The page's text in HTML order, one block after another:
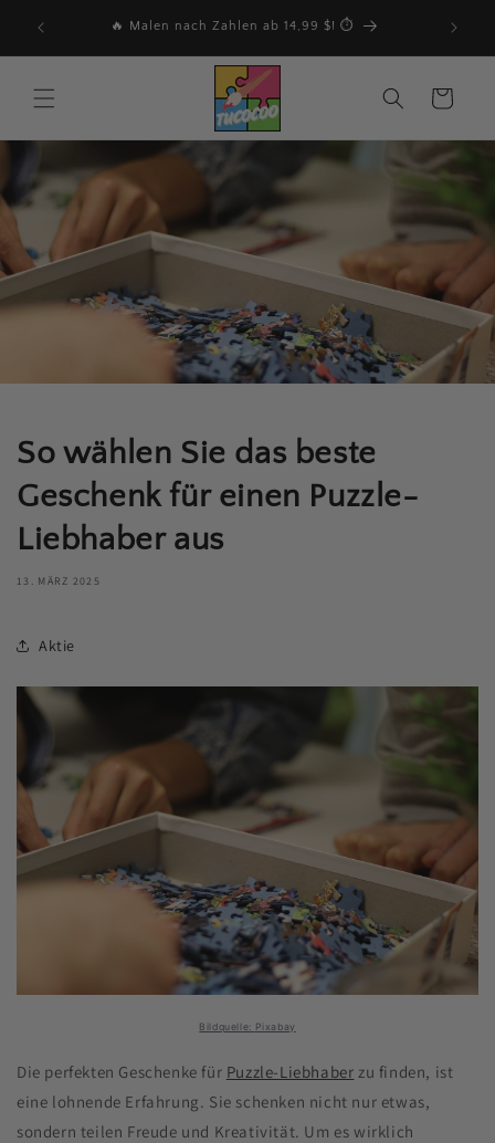
zum
🔥 Malen nach Zahlen ab 14,99 $! ⏱️
Warenkorb
So wählen Sie das beste
Geschenk für einen Puzzle-
Liebhaber aus
13. MÄRZ 2025
Aktie
Bildquelle: Pixabay
Die perfekten Geschenke für Puzzle-Liebhaber zu finden, ist
eine lohnende Erfahrung. Sie schenken nicht nur etwas,
sondern teilen Freude und Kreativität. Um es wirklich